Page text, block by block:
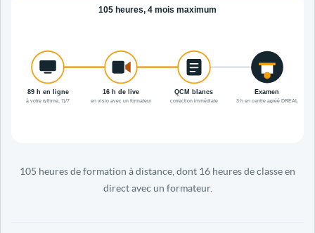
105 heures de formation à distance, dont 16 heures de classe en
direct avec un formateur.